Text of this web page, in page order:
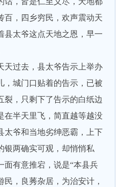
百，四乡穷民，欢声震动天
县太爷这点天地之恩，早一
过去，县太爷告示上举办
，城门口贴着的告示，已被
裂，只剩下了告示的白纸边
在半天里飞，简直越等越没
太爷和当地劣绅恶霸，上下
银两确实可观，却悄悄私
面有意推宕，说是“本县兵
，良莠杂居，为治安计，